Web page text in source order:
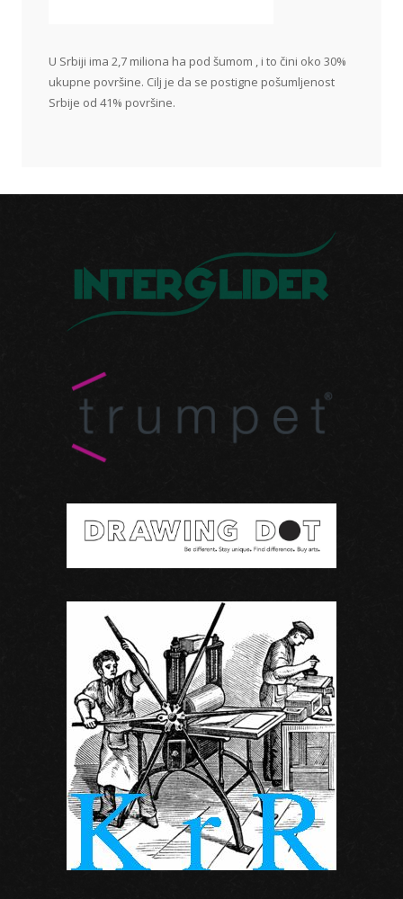
U Srbiji ima 2,7 miliona ha pod šumom , i to čini oko 30%
ukupne površine. Cilj je da se postigne pošumljenost
Srbije od 41% površine.